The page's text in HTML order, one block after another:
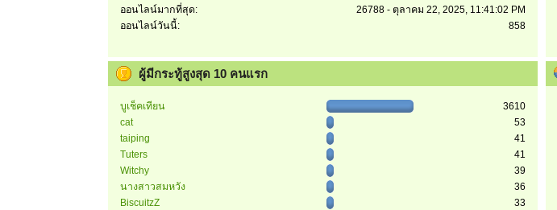
ออนไลน์มากที่สุด:
26788 - ตุลาคม 22, 2025, 11:41:02 PM
ออนไลน์วันนี้:
858
ผู้มีกระทู้สูงสุด 10 คนแรก
บูเช็คเทียน
3610
cat
53
taiping
41
Tuters
41
Witchy
39
นางสาวสมหวัง
36
BiscuitzZ
33